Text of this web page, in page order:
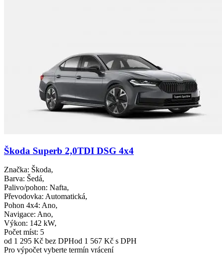
Škoda Superb 2,0TDI DSG 4x4
Značka: Škoda,
Barva: Šedá,
Palivo/pohon: Nafta,
Převodovka: Automatická,
Pohon 4x4: Ano,
Navigace: Ano,
Výkon: 142 kW,
Počet míst: 5
od 1 295 Kč bez DPHod 1 567 Kč s DPH
Pro výpočet vyberte termín vrácení